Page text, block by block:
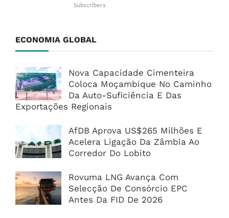
Subscribers
ECONOMIA GLOBAL
Nova Capacidade Cimenteira
Coloca Moçambique No Caminho
Da Auto-Suficiência E Das
Exportações Regionais
AfDB Aprova US$265 Milhões E
Acelera Ligação Da Zâmbia Ao
Corredor Do Lobito
Rovuma LNG Avança Com
Selecção De Consórcio EPC
Antes Da FID De 2026